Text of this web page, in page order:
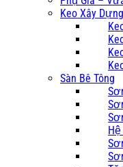
Keo Xây Dựng
Sàn Bê Tông